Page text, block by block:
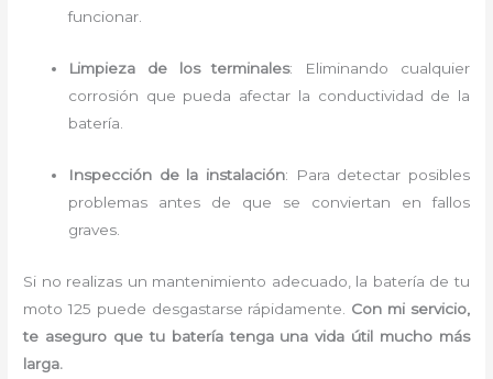
funcionar.
Limpieza de los terminales: Eliminando cualquier
corrosión que pueda afectar la conductividad de la
batería.
Inspección de la instalación: Para detectar posibles
problemas antes de que se conviertan en fallos
graves.
Si no realizas un mantenimiento adecuado, la batería de tu
moto 125 puede desgastarse rápidamente. Con mi servicio,
te aseguro que tu batería tenga una vida útil mucho más
larga.